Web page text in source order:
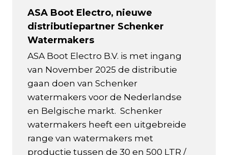
ASA Boot Electro, nieuwe
distributiepartner Schenker
Watermakers
ASA Boot Electro B.V. is met ingang
van November 2025 de distributie
gaan doen van Schenker
watermakers voor de Nederlandse
en Belgische markt. Schenker
watermakers heeft een uitgebreide
range van watermakers met
productie tussen de 30 en 500 LTR /